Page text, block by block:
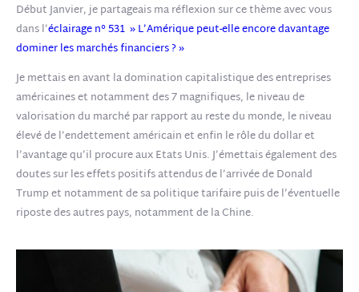
Début Janvier, je partageais ma réflexion sur ce thème avec vous
dans l’éclairage n° 531 » L’Amérique peut-elle encore davantage
dominer les marchés financiers ? »
Je mettais en avant la domination capitalistique des entreprises
américaines et notamment des 7 magnifiques, le niveau de
valorisation du marché par rapport au reste du monde, le niveau
élevé de l’endettement américain et enfin le rôle du dollar et
l’avantage qu’il procure aux Etats Unis. J’émettais également des
doutes sur les effets positifs attendus de l’arrivée de Donald
Trump et notamment de sa politique tarifaire puis de l’éventuelle
riposte des autres pays, notamment de la Chine.